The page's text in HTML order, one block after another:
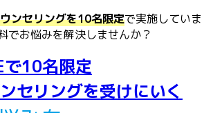
ンセリングを10名限定で実施していま
でお悩みを解決しませんか？
10名限定
セリングを受けにいく